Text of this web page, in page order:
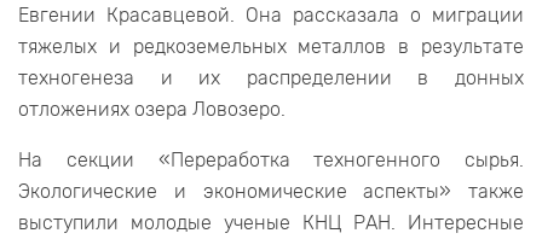
Евгении Красавцевой. Она рассказала о миграции
тяжелых и редкоземельных металлов в результате
техногенеза и их распределении в донных
отложениях озера Ловозеро.
На секции «Переработка техногенного сырья.
Экологические и экономические аспекты» также
выступили молодые ученые КНЦ РАН. Интересные